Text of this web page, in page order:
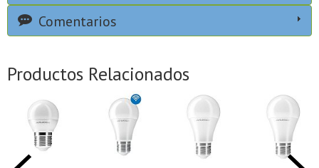
Comentarios
Productos Relacionados